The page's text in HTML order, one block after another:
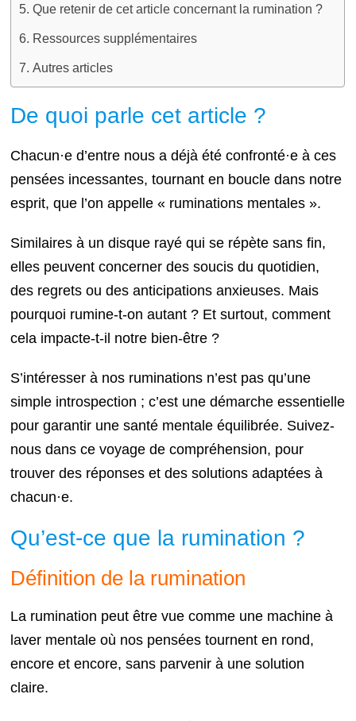
Que retenir de cet article concernant la rumination ?
Ressources supplémentaires
Autres articles
De quoi parle cet article ?
Chacun·e d’entre nous a déjà été confronté·e à ces
pensées incessantes, tournant en boucle dans notre
esprit, que l’on appelle « ruminations mentales ».
Similaires à un disque rayé qui se répète sans fin,
elles peuvent concerner des soucis du quotidien,
des regrets ou des anticipations anxieuses. Mais
pourquoi rumine-t-on autant ? Et surtout, comment
cela impacte-t-il notre bien-être ?
S’intéresser à nos ruminations n’est pas qu’une
simple introspection ; c’est une démarche essentielle
pour garantir une santé mentale équilibrée. Suivez-
nous dans ce voyage de compréhension, pour
trouver des réponses et des solutions adaptées à
chacun·e.
Qu’est-ce que la rumination ?
Définition de la rumination
La rumination peut être vue comme une machine à
laver mentale où nos pensées tournent en rond,
encore et encore, sans parvenir à une solution
claire.